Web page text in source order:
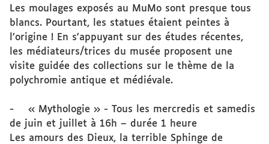
Les moulages exposés au MuMo sont presque tous
blancs. Pourtant, les statues étaient peintes à
l’origine ! En s’appuyant sur des études récentes,
les médiateurs/trices du musée proposent une
visite guidée des collections sur le thème de la
polychromie antique et médiévale.
- « Mythologie » - Tous les mercredis et samedis
de juin et juillet à 16h – durée 1 heure
Les amours des Dieux, la terrible Sphinge de